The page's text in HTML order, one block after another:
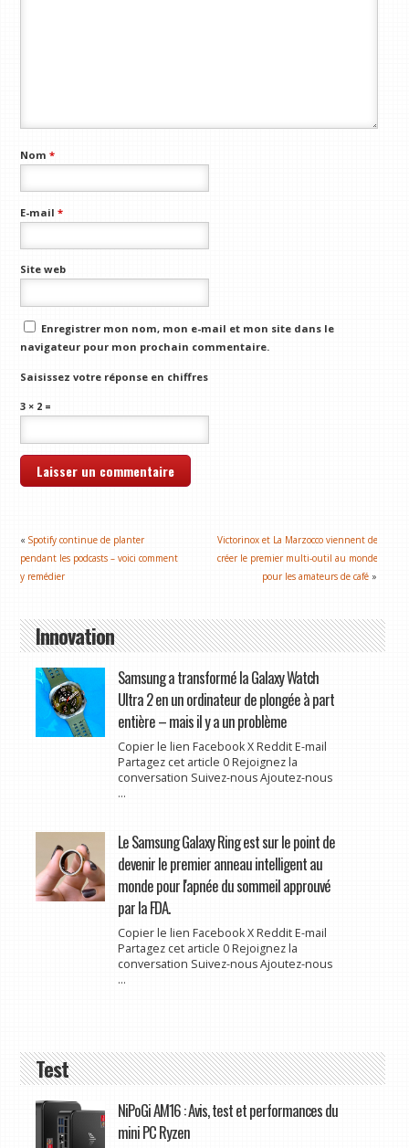
Nom*
E-mail*
Site web
Enregistrer mon nom, mon e-mail et mon site dans le
navigateur pour mon prochain commentaire.
Saisissez votre réponse en chiffres
3 × 2 =
«Spotify continue de planter
pendant les podcasts – voici comment
y remédier
Victorinox et La Marzocco viennent de
créer le premier multi-outil au monde
pour les amateurs de café »
Innovation
Samsung a transformé la Galaxy Watch
Ultra 2 en un ordinateur de plongée à part
entière – mais il y a un problème
Copier le lien Facebook X Reddit E-mail
Partagez cet article 0 Rejoignez la
conversation Suivez-nous Ajoutez-nous
...
Le Samsung Galaxy Ring est sur le point de
devenir le premier anneau intelligent au
monde pour l'apnée du sommeil approuvé
par la FDA.
Copier le lien Facebook X Reddit E-mail
Partagez cet article 0 Rejoignez la
conversation Suivez-nous Ajoutez-nous
...
Test
NiPoGi AM16 : Avis, test et performances du
mini PC Ryzen